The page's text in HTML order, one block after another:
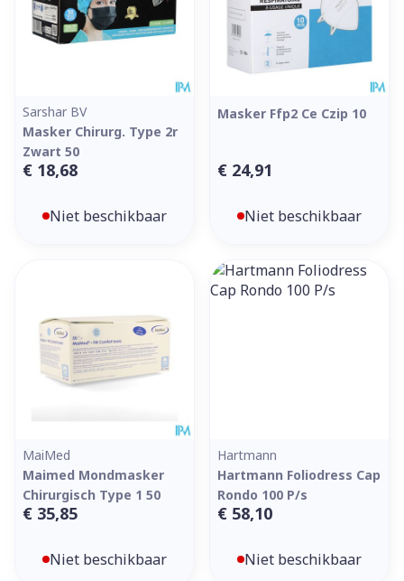
Sarshar BV
Masker Chirurg. Type 2r
Zwart 50
€ 18,68
Niet beschikbaar
Masker Ffp2 Ce Czip 10
€ 24,91
Niet beschikbaar
MaiMed
Maimed Mondmasker
Chirurgisch Type 1 50
€ 35,85
Niet beschikbaar
Hartmann
Hartmann Foliodress Cap
Rondo 100 P/s
€ 58,10
Niet beschikbaar